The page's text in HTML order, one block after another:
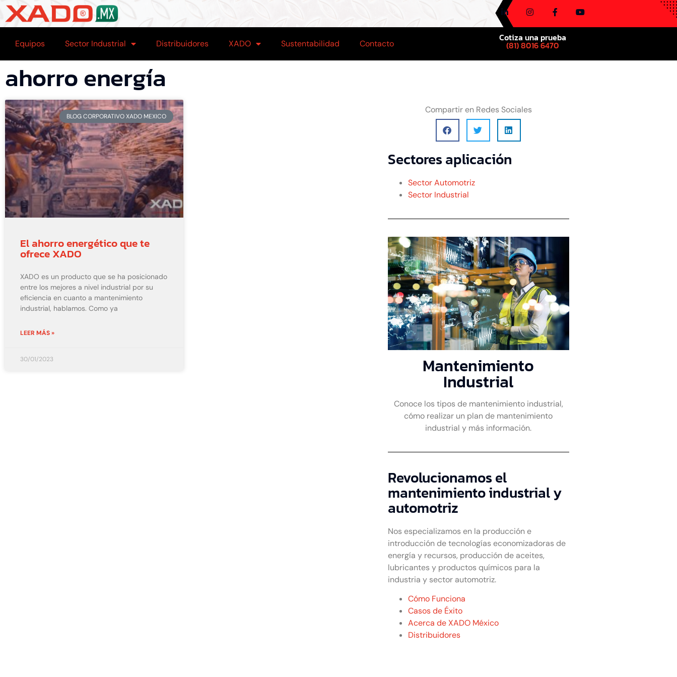
Equipos Sector Industrial Distribuidores XADO Sustentabilidad Contacto
Cotiza una prueba
(81) 8016 6470
ahorro energía
BLOG CORPORATIVO XADO MEXICO
El ahorro energético que te
ofrece XADO
XADO es un producto que se ha posicionado
entre los mejores a nivel industrial por su
eficiencia en cuanto a mantenimiento
industrial, hablamos. Como ya
LEER MÁS »
30/01/2023
Compartir en Redes Sociales
Sectores aplicación
Sector Automotriz
Sector Industrial
Mantenimiento
Industrial
Conoce los tipos de mantenimiento industrial,
cómo realizar un plan de mantenimiento
industrial y más información.
Revolucionamos el
mantenimiento industrial y
automotriz
Nos especializamos en la producción e
introducción de tecnologías economizadoras de
energía y recursos, producción de aceites,
lubricantes y productos químicos para la
industria y sector automotriz.
Cómo Funciona
Casos de Éxito
Acerca de XADO México
Distribuidores